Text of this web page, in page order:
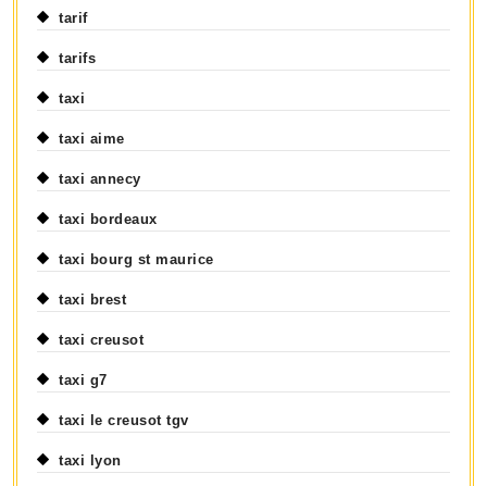
tarif
tarifs
taxi
taxi aime
taxi annecy
taxi bordeaux
taxi bourg st maurice
taxi brest
taxi creusot
taxi g7
taxi le creusot tgv
taxi lyon